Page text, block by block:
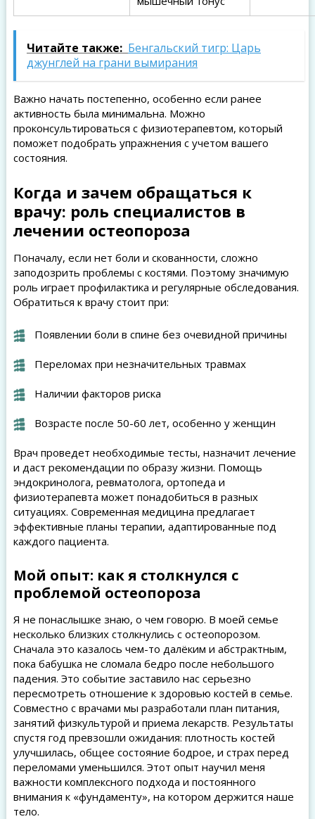
Читайте также: Бенгальский тигр: Царь
джунглей на грани вымирания
Важно начать постепенно, особенно если ранее
активность была минимальна. Можно
проконсультироваться с физиотерапевтом, который
поможет подобрать упражнения с учетом вашего
состояния.
Когда и зачем обращаться к
врачу: роль специалистов в
лечении остеопороза
Поначалу, если нет боли и скованности, сложно
заподозрить проблемы с костями. Поэтому значимую
роль играет профилактика и регулярные обследования.
Обратиться к врачу стоит при:
Появлении боли в спине без очевидной причины
Переломах при незначительных травмах
Наличии факторов риска
Возрасте после 50-60 лет, особенно у женщин
Врач проведет необходимые тесты, назначит лечение
и даст рекомендации по образу жизни. Помощь
эндокринолога, ревматолога, ортопеда и
физиотерапевта может понадобиться в разных
ситуациях. Современная медицина предлагает
эффективные планы терапии, адаптированные под
каждого пациента.
Мой опыт: как я столкнулся с
проблемой остеопороза
Я не понаслышке знаю, о чем говорю. В моей семье
несколько близких столкнулись с остеопорозом.
Сначала это казалось чем-то далёким и абстрактным,
пока бабушка не сломала бедро после небольшого
падения. Это событие заставило нас серьезно
пересмотреть отношение к здоровью костей в семье.
Совместно с врачами мы разработали план питания,
занятий физкультурой и приема лекарств. Результаты
спустя год превзошли ожидания: плотность костей
улучшилась, общее состояние бодрое, и страх перед
переломами уменьшился. Этот опыт научил меня
важности комплексного подхода и постоянного
внимания к «фундаменту», на котором держится наше
тело.